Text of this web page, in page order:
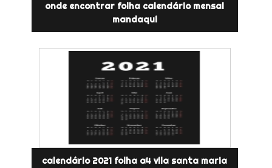
onde encontrar folha calendário mensal
mandaqui
calendário 2021 folha a4 vila santa maria